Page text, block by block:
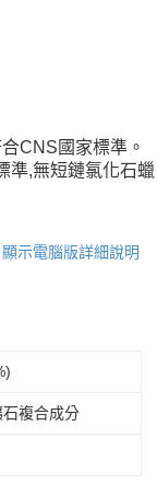
CNS國家標準。
準,無短鏈氯化石蠟
顯示電腦版詳細說明
複合成分